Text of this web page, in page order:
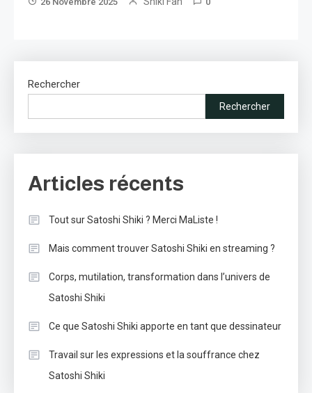
Rechercher
Rechercher
Articles récents
Tout sur Satoshi Shiki ? Merci MaListe !
Mais comment trouver Satoshi Shiki en streaming ?
Corps, mutilation, transformation dans l’univers de
Satoshi Shiki
Ce que Satoshi Shiki apporte en tant que dessinateur
Travail sur les expressions et la souffrance chez
Satoshi Shiki